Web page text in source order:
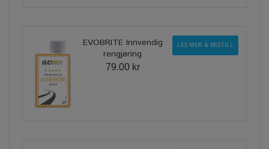
EVOBRITE Innvendig
rengjøring
79.00 kr
LES MER & BESTILL